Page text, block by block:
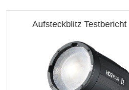
Aufsteckblitz Testbericht